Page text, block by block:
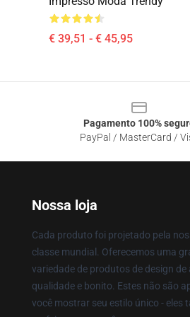
€ 39,51 - € 45,95
Pagamento 100%
PayPal / MasterCard /
Nossa loja
Cada produto foi projetado pela
classe mundial. Oferecemos uma
variedade de produtos de design de
qualidade e bonito. Estes não são
você mostrar seu estilo único - eles